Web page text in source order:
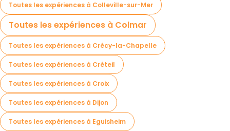
Toutes les expériences à Colleville-sur-Mer
Toutes les expériences à Colmar
Toutes les expériences à Crécy-la-Chapelle
Toutes les expériences à Créteil
Toutes les expériences à Croix
Toutes les expériences à Dijon
Toutes les expériences à Eguisheim